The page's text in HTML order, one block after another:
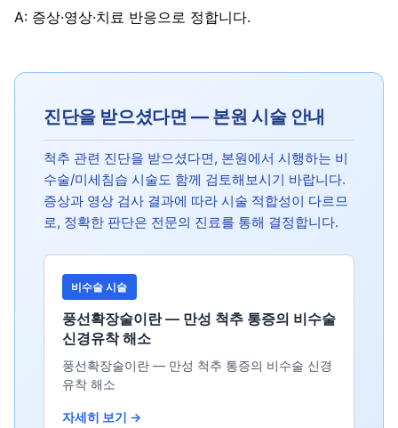
A: 증상·영상·치료 반응으로 정합니다.
진단을 받으셨다면 — 본원 시술 안내
척추 관련 진단을 받으셨다면, 본원에서 시행하는 비
수술/미세침습 시술도 함께 검토해보시기 바랍니다.
증상과 영상 검사 결과에 따라 시술 적합성이 다르므
로, 정확한 판단은 전문의 진료를 통해 결정합니다.
비수술 시술
풍선확장술이란 — 만성 척추 통증의 비수술
신경유착 해소
풍선확장술이란 — 만성 척추 통증의 비수술 신경
유착 해소
자세히 보기 →